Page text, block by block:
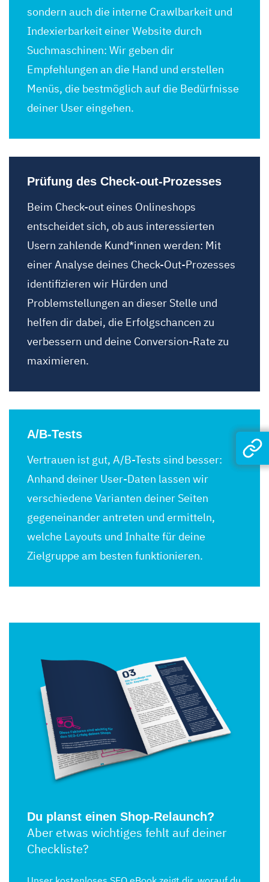
sondern auch die interne Crawlbarkeit und
Indexierbarkeit einer Website durch
Suchmaschinen: Wir geben dir
Empfehlungen an die Hand und erstellen
Menüs, die bestmöglich auf die Bedürfnisse
deiner User eingehen.
Prüfung des Check-out-Prozesses
Beim Check-out eines Onlineshops
entscheidet sich, ob aus interessierten
Usern zahlende Kund*innen werden: Mit
einer Analyse deines Check-Out-Prozesses
identifizieren wir Hürden und
Problemstellungen an dieser Stelle und
helfen dir dabei, die Erfolgschancen zu
verbessern und deine Conversion-Rate zu
maximieren.
A/B-Tests
Vertrauen ist gut, A/B-Tests sind besser:
Anhand deiner User-Daten lassen wir
verschiedene Varianten deiner Seiten
gegeneinander antreten und ermitteln,
welche Layouts und Inhalte für deine
Zielgruppe am besten funktionieren.
Du planst einen Shop-Relaunch?
Aber etwas wichtiges fehlt auf deiner
Checkliste?